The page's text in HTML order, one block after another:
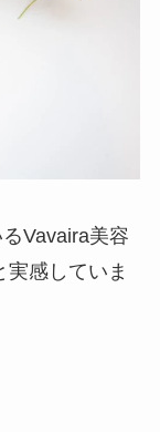
Vavaira美容
感していま